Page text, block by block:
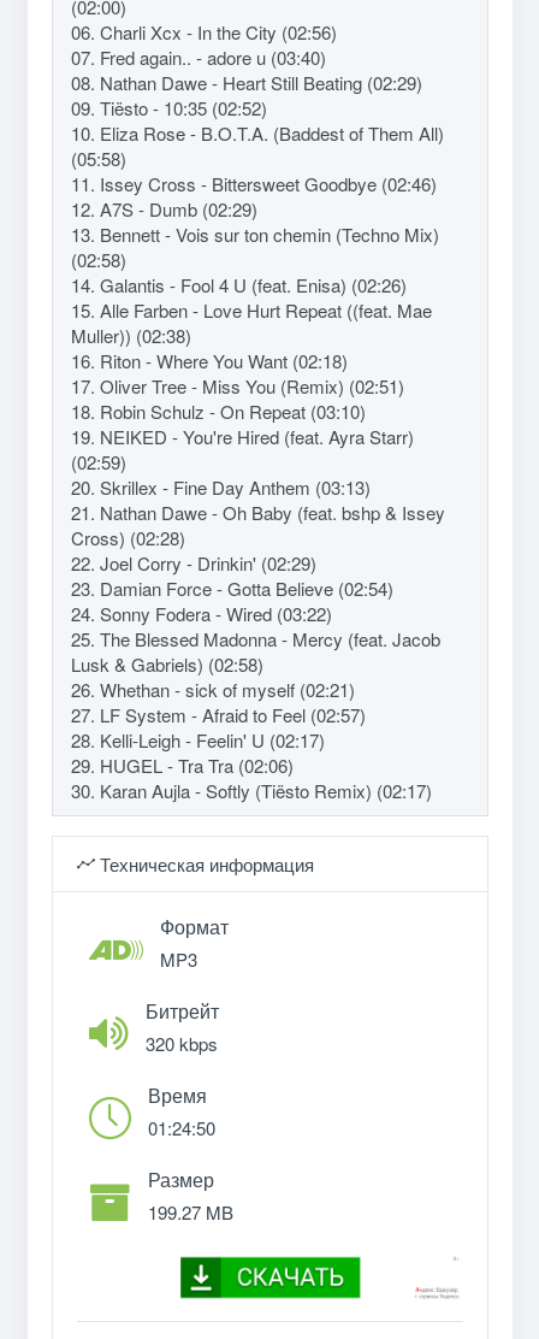
(02:00)
06. Charli Xcx - In the City (02:56)
07. Fred again.. - adore u (03:40)
08. Nathan Dawe - Heart Still Beating (02:29)
09. Tiësto - 10:35 (02:52)
10. Eliza Rose - B.O.T.A. (Baddest of Them All)
(05:58)
11. Issey Cross - Bittersweet Goodbye (02:46)
12. A7S - Dumb (02:29)
13. Bennett - Vois sur ton chemin (Techno Mix)
(02:58)
14. Galantis - Fool 4 U (feat. Enisa) (02:26)
15. Alle Farben - Love Hurt Repeat ((feat. Mae
Muller)) (02:38)
16. Riton - Where You Want (02:18)
17. Oliver Tree - Miss You (Remix) (02:51)
18. Robin Schulz - On Repeat (03:10)
19. NEIKED - You're Hired (feat. Ayra Starr)
(02:59)
20. Skrillex - Fine Day Anthem (03:13)
21. Nathan Dawe - Oh Baby (feat. bshp & Issey
Cross) (02:28)
22. Joel Corry - Drinkin' (02:29)
23. Damian Force - Gotta Believe (02:54)
24. Sonny Fodera - Wired (03:22)
25. The Blessed Madonna - Mercy (feat. Jacob
Lusk & Gabriels) (02:58)
26. Whethan - sick of myself (02:21)
27. LF System - Afraid to Feel (02:57)
28. Kelli-Leigh - Feelin' U (02:17)
29. HUGEL - Tra Tra (02:06)
30. Karan Aujla - Softly (Tiësto Remix) (02:17)
Техническая информация
Формат
MP3
Битрейт
320 kbps
Время
01:24:50
Размер
199.27 MB